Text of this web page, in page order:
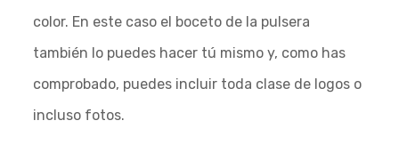
color. En este caso el boceto de la pulsera
también lo puedes hacer tú mismo y, como has
comprobado, puedes incluir toda clase de logos o
incluso fotos.